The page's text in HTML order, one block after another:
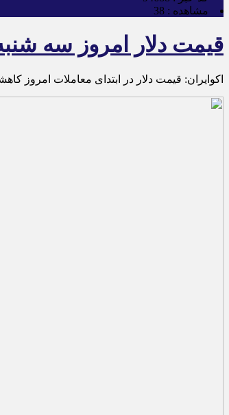
مشاهده : 38
قیمت دلار امروز سه شنبه 16تیر/ کاهش قیمت +
اکوایران: قیمت دلار در ابتدای معاملات امروز